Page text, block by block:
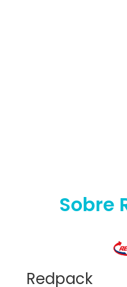
Sobre
Redpack